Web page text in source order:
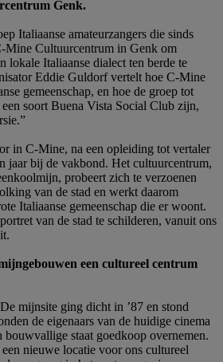
Genk.
Italiaanse amateurzangers die sinds
Mine Cultuurcentrum in Genk om
lokale Italiaanse dialect ten berde te
Eddie Guldorf vertelt hoe C-Mine
gemeenschap, en hoe de groep tot
soort Buena Vista Social Club zijn,
in C-Mine, na een opleiding tot vertaler
jaar bij de vakbond. Het cultuurcentrum,
probeert zich te verzoenen
van de stad en werkt daarom
Italiaanse gemeenschap die er woont.
van de stad te schilderen, vanuit ons
een cultureel centrum
mijnsite ging dicht in ’87 en stond
de eigenaars van de huidige cinema
staat goedkoop overnemen.
nieuwe locatie voor ons cultureel